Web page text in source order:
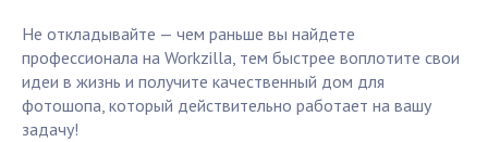
Не откладывайте — чем раньше вы найдете
профессионала на Workzilla, тем быстрее воплотите свои
идеи в жизнь и получите качественный дом для
фотошопа, который действительно работает на вашу
задачу!